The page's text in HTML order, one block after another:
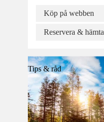
Köp på webben
Reservera & hämta
Tips & råd